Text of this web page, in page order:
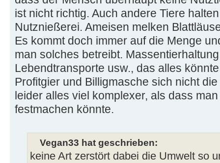
ist nicht richtig. Auch andere Tiere
Nutznießerei. Ameisen melken
Es kommt doch immer auf die Menge
man solches betreibt.
Lebendtransporte usw., das alles
Profitgier und Billigmasche sich nicht
leider alles viel komplexer, als dass
festmachen könnte.
Vegan33 hat geschrieben:
keine Art zerstört dabei die Umwelt so